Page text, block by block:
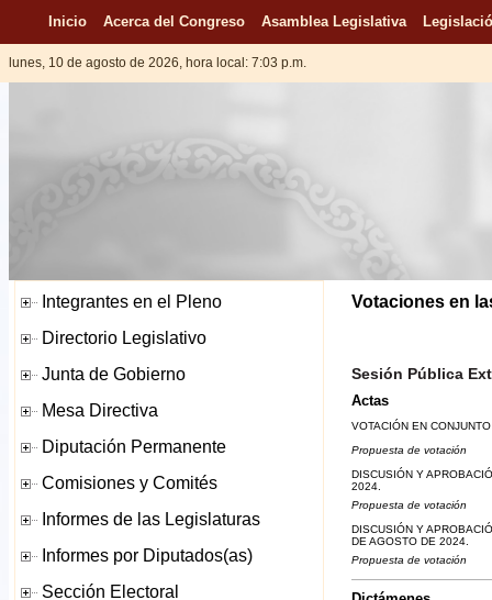
Inicio Acerca del Congreso Asamblea Legislativa
lunes, 10 de agosto de 2026, hora local: 7:03 p.m.
Votaciones en
Sesión Pública
Actas
VOTACIÓN EN
Propuesta de votación
DISCUSIÓN Y
2024.
Propuesta de votación
DISCUSIÓN Y
DE AGOSTO DE 2024.
Propuesta de votación